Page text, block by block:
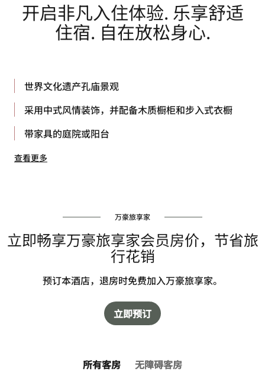
开启非凡入住体验. 乐享舒适
住宿. 自在放松身心.
世界文化遗产孔庙景观
采用中式风情装饰，并配备木质橱柜和步入式衣橱
带家具的庭院或阳台
查看更多
万豪旅享家
立即畅享万豪旅享家会员房价，节省旅
行花销
预订本酒店，退房时免费加入万豪旅享家。
立即预订
所有客房 无障碍客房